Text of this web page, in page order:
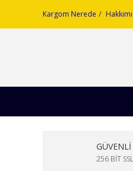
Kargom Nerede
256 BİT